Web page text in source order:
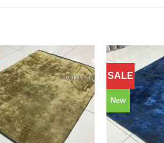
Додати
до
обраного
SALE
New